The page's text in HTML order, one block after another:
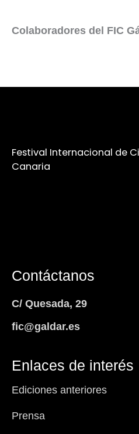
Colaboradores del FIC
Festival Internacional de
Canaria
Contáctanos
C/ Quesada, 29
fic@galdar.es
Enlaces de interés
Ediciones anteriores
Prensa